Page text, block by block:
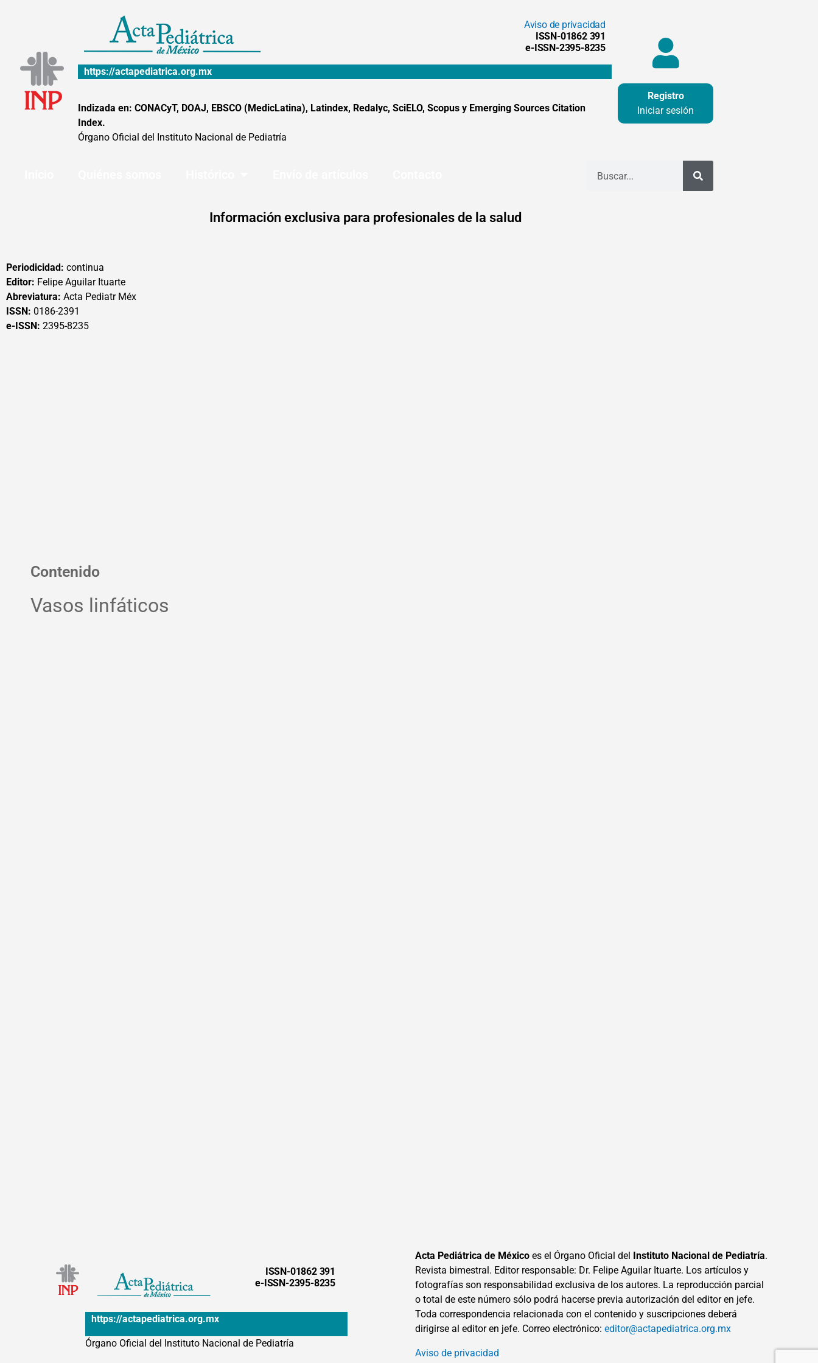
Aviso de privacidad
ISSN-01862 391
e-ISSN-2395-8235
https://actapediatrica.org.mx
Indizada en: CONACyT, DOAJ, EBSCO (MedicLatina), Latindex, Redalyc, SciELO, Scopus y Emerging Sources Citation
Index.
Órgano Oficial del Instituto Nacional de Pediatría
Registro
Iniciar sesión
Información exclusiva para profesionales de la salud
Periodicidad: continua
Editor: Felipe Aguilar Ituarte
Abreviatura: Acta Pediatr Méx
ISSN: 0186-2391
e-ISSN: 2395-8235
Contenido
Vasos linfáticos
ISSN-01862 391
e-ISSN-2395-8235
https://actapediatrica.org.mx
Órgano Oficial del Instituto Nacional de Pediatría
Acta Pediátrica de México es el Órgano Oficial del Instituto Nacional de Pediatría.
Revista bimestral. Editor responsable: Dr. Felipe Aguilar Ituarte. Los artículos y
fotografías son responsabilidad exclusiva de los autores. La reproducción parcial
o total de este número sólo podrá hacerse previa autorización del editor en jefe.
Toda correspondencia relacionada con el contenido y suscripciones deberá
dirigirse al editor en jefe. Correo electrónico: editor@actapediatrica.org.mx
Aviso de privacidad